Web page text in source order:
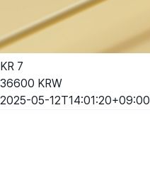
KR 7
36600 KRW
2025-05-12T14:01:20+09:00